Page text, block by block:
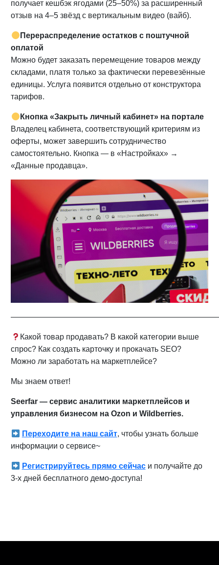
получает кешбэк ягодами (25–50%) за расширенный
отзыв на 4–5 звёзд с вертикальным видео (вайб).
Перераспределение остатков с поштучной
оплатой
Можно будет заказать перемещение товаров между
складами, платя только за фактически перевезённые
единицы. Услуга появится отдельно от конструктора
тарифов.
Кнопка «Закрыть личный кабинет» на портале
Владелец кабинета, соответствующий критериям из
оферты, может завершить сотрудничество
самостоятельно. Кнопка — в «Настройках» →
«Данные продавца».
Какой товар продавать? В какой категории выше
спрос? Как создать карточку и прокачать SEO?
Можно ли заработать на маркетплейсе?
Мы знаем ответ!
Seerfar — сервис аналитики маркетплейсов и
управления бизнесом на Ozon и Wildberries.
Переходите на наш сайт, чтобы узнать больше
информации о сервисе~
Регистрируйтесь прямо сейчаси получайте до
3-х дней бесплатного демо-доступа!